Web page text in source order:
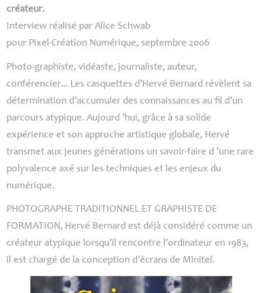
créateur.
Interview réalisé par Alice Schwab
pour Pixel-Création Numérique, septembre 2006
Photo-graphiste, vidéaste, journaliste, auteur,
conférencier... Les casquettes d’Hervé Bernard révèlent sa
détermination d’accumuler des connaissances au fil d’un
parcours atypique. Aujourd ’hui, grâce à sa solide
expérience et son approche artistique globale, Hervé
transmet aux jeunes générations un savoir-faire d ’une rare
polyvalence axé sur les techniques et les enjeux du
numérique.
PHOTOGRAPHE TRADITIONNEL ET GRAPHISTE DE
FORMATION, Hervé Bernard est déjà considéré comme un
créateur atypique lorsqu’il rencontre l’ordinateur en 1983,
il est chargé de la conception d’écrans de Minitel.